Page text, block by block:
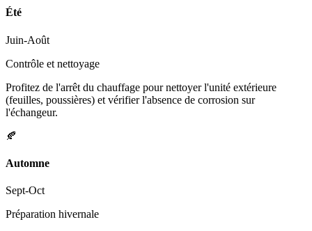
Été
Juin-Août
Contrôle et nettoyage
Profitez de l'arrêt du chauffage pour nettoyer l'unité extérieure
(feuilles, poussières) et vérifier l'absence de corrosion sur
l'échangeur.
🍂
Automne
Sept-Oct
Préparation hivernale